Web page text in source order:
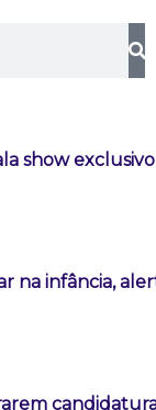
show
na infância,